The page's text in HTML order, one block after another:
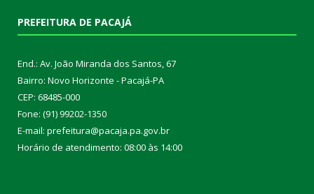
PREFEITURA DE PACAJÁ
End.: Av. João Miranda dos Santos, 67
Bairro: Novo Horizonte - Pacajá-PA
CEP: 68485-000
Fone: (91) 99202-1350
E-mail: prefeitura@pacaja.pa.gov.br
Horário de atendimento: 08:00 às 14:00